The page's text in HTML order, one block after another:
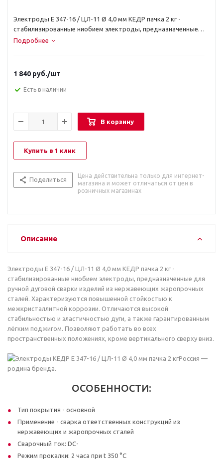
Электроды E 347-16 / ЦЛ-11 Ø 4,0 мм КЕДP пачка 2 кг -
стабилизированные ниобием электроды, предназначенные
для ручной дуговой сварки изделий из нержавеющих
высокой стабильностью и эластичностью дуги, а также
гарантированным лёгким поджигом. Позволяют работать во
всех пространственных положениях, кроме вертикального
Подробнее
1 840 руб./шт
Есть в наличии
В корзину
Купить в 1 клик
Поделиться
Цена действительна только для интернет-
магазина и может отличаться от цен в
розничных магазинах
Описание
Электроды E 347-16 / ЦЛ-11 Ø 4,0 мм КЕДP пачка 2 кг -
стабилизированные ниобием электроды, предназначенные для
ручной дуговой сварки изделий из нержавеющих жаропрочных
сталей. Характеризуются повышенной стойкостью к
межкристаллитной коррозии. Отличаются высокой
стабильностью и эластичностью дуги, а также гарантированным
лёгким поджигом. Позволяют работать во всех
пространственных положениях, кроме вертикального сверху вниз.
Россия —
родина бренда.
ОСОБЕННОСТИ:
Тип покрытия - основной
Применение - сварка ответственных конструкций из
нержавеющих и жаропрочных сталей
Сварочный ток: DC-
Режим прокалки: 2 часа при t 350 °С